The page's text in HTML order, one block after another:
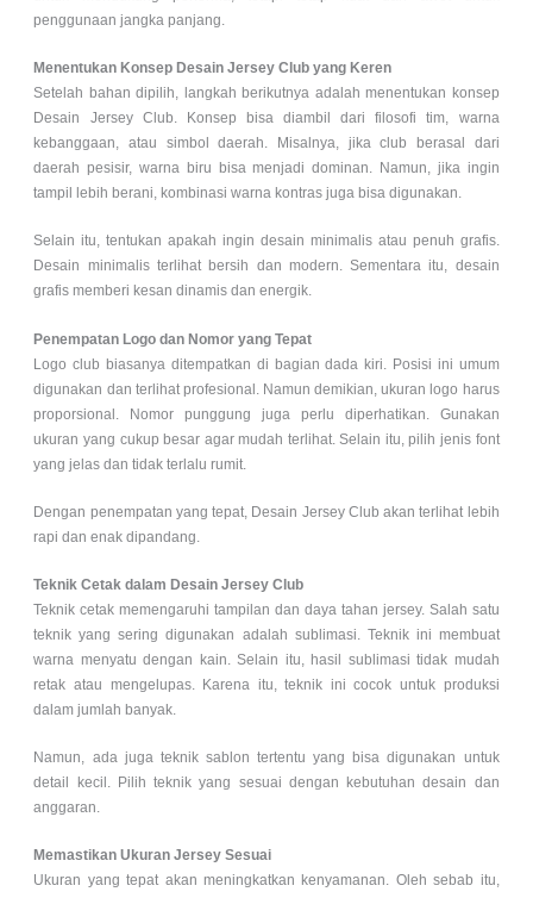
penggunaan jangka panjang.
Menentukan Konsep Desain Jersey Club yang Keren
Setelah bahan dipilih, langkah berikutnya adalah menentukan konsep
Desain Jersey Club. Konsep bisa diambil dari filosofi tim, warna
kebanggaan, atau simbol daerah. Misalnya, jika club berasal dari
daerah pesisir, warna biru bisa menjadi dominan. Namun, jika ingin
tampil lebih berani, kombinasi warna kontras juga bisa digunakan.
Selain itu, tentukan apakah ingin desain minimalis atau penuh grafis.
Desain minimalis terlihat bersih dan modern. Sementara itu, desain
grafis memberi kesan dinamis dan energik.
Penempatan Logo dan Nomor yang Tepat
Logo club biasanya ditempatkan di bagian dada kiri. Posisi ini umum
digunakan dan terlihat profesional. Namun demikian, ukuran logo harus
proporsional. Nomor punggung juga perlu diperhatikan. Gunakan
ukuran yang cukup besar agar mudah terlihat. Selain itu, pilih jenis font
yang jelas dan tidak terlalu rumit.
Dengan penempatan yang tepat, Desain Jersey Club akan terlihat lebih
rapi dan enak dipandang.
Teknik Cetak dalam Desain Jersey Club
Teknik cetak memengaruhi tampilan dan daya tahan jersey. Salah satu
teknik yang sering digunakan adalah sublimasi. Teknik ini membuat
warna menyatu dengan kain. Selain itu, hasil sublimasi tidak mudah
retak atau mengelupas. Karena itu, teknik ini cocok untuk produksi
dalam jumlah banyak.
Namun, ada juga teknik sablon tertentu yang bisa digunakan untuk
detail kecil. Pilih teknik yang sesuai dengan kebutuhan desain dan
anggaran.
Memastikan Ukuran Jersey Sesuai
Ukuran yang tepat akan meningkatkan kenyamanan. Oleh sebab itu,